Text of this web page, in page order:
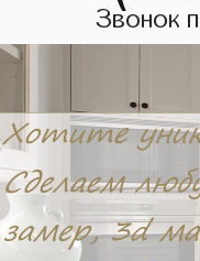
Звонок